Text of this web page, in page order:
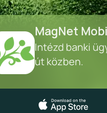
MagNet
Intézd banki
út közben.